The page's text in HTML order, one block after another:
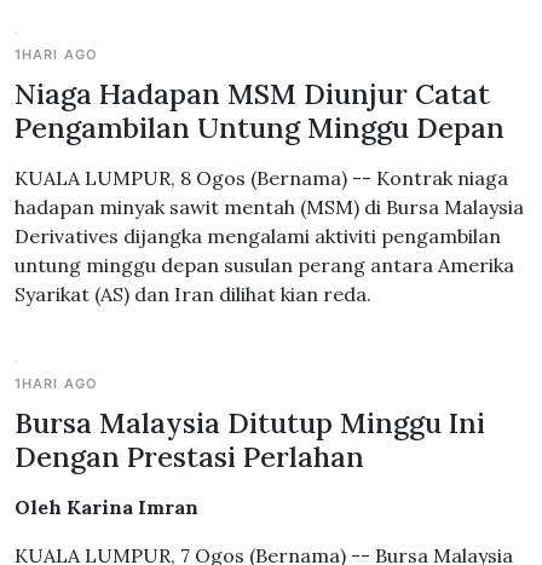
1HARI AGO
Niaga Hadapan MSM Diunjur Catat
Pengambilan Untung Minggu Depan
KUALA LUMPUR, 8 Ogos (Bernama) -- Kontrak niaga
hadapan minyak sawit mentah (MSM) di Bursa Malaysia
Derivatives dijangka mengalami aktiviti pengambilan
untung minggu depan susulan perang antara Amerika
Syarikat (AS) dan Iran dilihat kian reda.
1HARI AGO
Bursa Malaysia Ditutup Minggu Ini
Dengan Prestasi Perlahan
Oleh Karina Imran
KUALA LUMPUR, 7 Ogos (Bernama) -- Bursa Malaysia